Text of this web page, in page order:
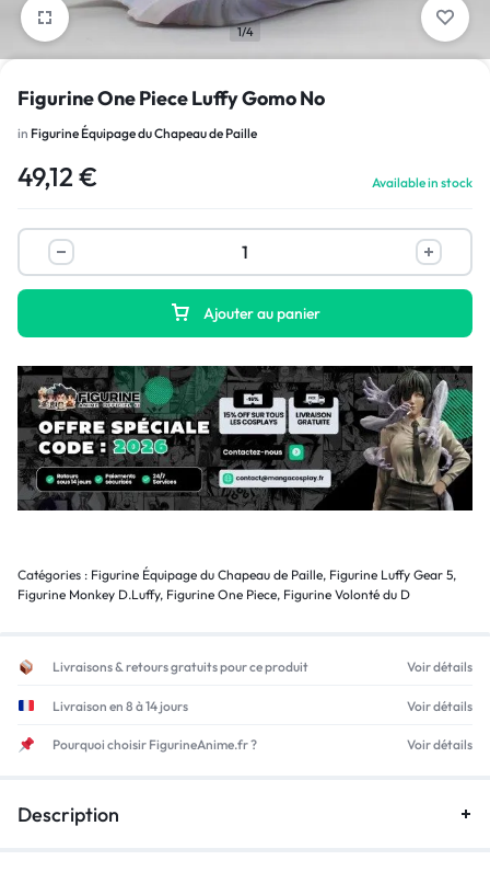
1/4
Figurine One Piece Luffy Gomo No
in Figurine Équipage du Chapeau de Paille
49,12 € Available in stock
Ajouter au panier
Catégories : Figurine Équipage du Chapeau de Paille, Figurine Luffy Gear 5,
Figurine Monkey D.Luffy, Figurine One Piece, Figurine Volonté du D
Livraisons & retours gratuits pour ce produit Voir détails
Livraison en 8 à 14 jours Voir détails
Pourquoi choisir FigurineAnime.fr ? Voir détails
Description